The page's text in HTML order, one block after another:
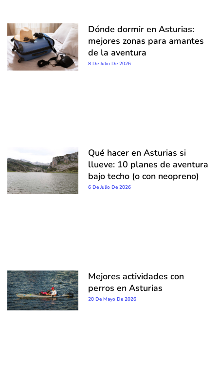
Dónde dormir en Asturias:
mejores zonas para amantes
de la aventura
8 De Julio De 2026
Qué hacer en Asturias si
llueve: 10 planes de aventura
bajo techo (o con neopreno)
6 De Julio De 2026
Mejores actividades con
perros en Asturias
20 De Mayo De 2026